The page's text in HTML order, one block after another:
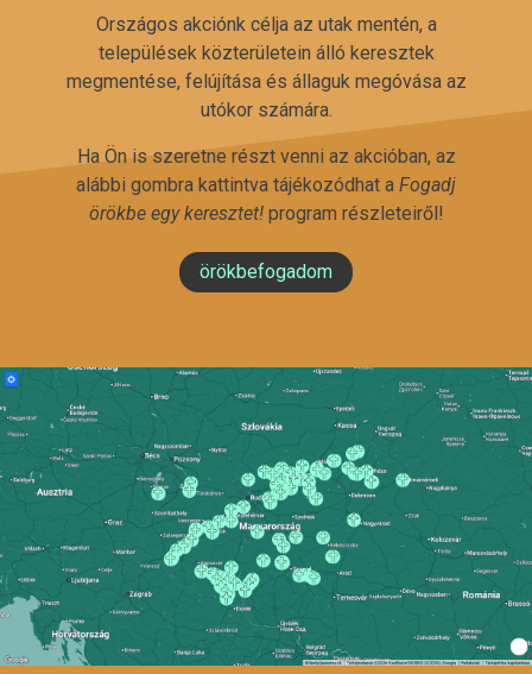
Országos akciónk célja az utak mentén, a
települések közterületein álló keresztek
megmentése, felújítása és állaguk megóvása az
utókor számára.
Ha Ön is szeretne részt venni az akcióban, az
alábbi gombra kattintva tájékozódhat a Fogadj
örökbe egy keresztet!program részleteiről!
örökbefogadom